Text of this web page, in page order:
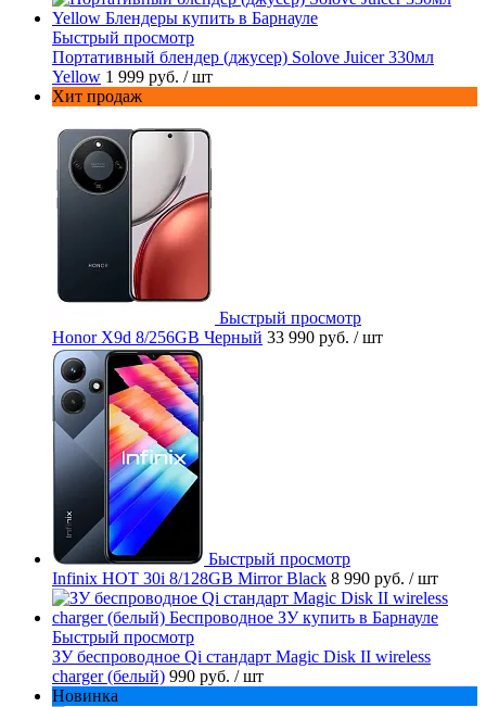
Быстрый просмотр
Портативный блендер (джусер) Solove Juicer 330мл
Yellow 1 999 руб. / шт
Хит продаж
Быстрый просмотр
Honor X9d 8/256GB Черный 33 990 руб. / шт
Быстрый просмотр
Infinix HOT 30i 8/128GB Mirror Black 8 990 руб. / шт
Быстрый просмотр
ЗУ беспроводное Qi стандарт Magic Disk II wireless
charger (белый) 990 руб. / шт
Новинка